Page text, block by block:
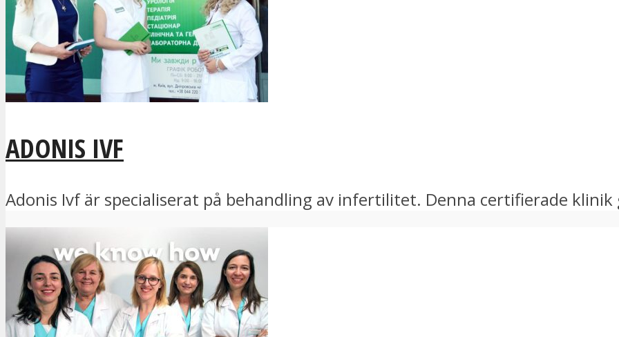
ADONIS IVF
Adonis Ivf är specialiserat på behandling av infertilitet. Denna certifierade klinik